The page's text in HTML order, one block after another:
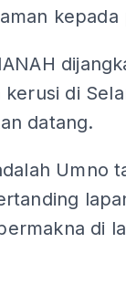
di
datang.
Umno
di